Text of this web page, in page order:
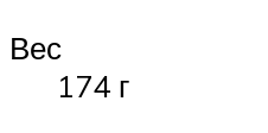
Вес
174 г